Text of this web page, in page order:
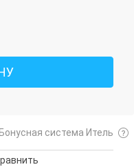
Бонусная система Итель